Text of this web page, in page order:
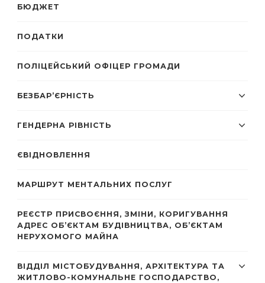
БЮДЖЕТ
ПОДАТКИ
ПОЛІЦЕЙСЬКИЙ ОФІЦЕР ГРОМАДИ
БЕЗБАР’ЄРНІСТЬ
ГЕНДЕРНА РІВНІСТЬ
ЄВІДНОВЛЕННЯ
МАРШРУТ МЕНТАЛЬНИХ ПОСЛУГ
РЕЄСТР ПРИСВОЄННЯ, ЗМІНИ, КОРИГУВАННЯ
АДРЕС ОБ’ЄКТАМ БУДІВНИЦТВА, ОБ’ЄКТАМ
НЕРУХОМОГО МАЙНА
ВІДДІЛ МІСТОБУДУВАННЯ, АРХІТЕКТУРА ТА
ЖИТЛОВО-КОМУНАЛЬНЕ ГОСПОДАРСТВО,